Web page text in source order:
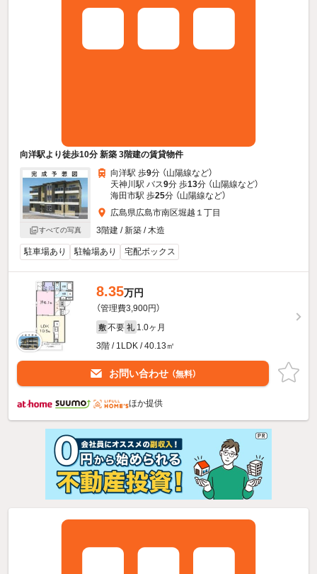
向洋駅より徒歩10分 新築 3階建の賃貸物件
すべての写真
向洋駅 歩9分 （山陽線など）
天神川駅 バス9分 歩13分 （山陽線など）
海田市駅 歩25分 （山陽線など）
広島県広島市南区堀越１丁目
3階建 / 新築 / 木造
駐車場あり 駐輪場あり 宅配ボックス
8.35万円
（管理費3,900円）
敷 不要 礼 1.0ヶ月
3階 / 1LDK / 40.13㎡
お問い合わせ （無料）
ほか提供